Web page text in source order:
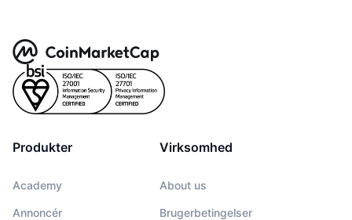
Produkter
Academy
Annoncér
Virksomhed
About us
Brugerbetingelser